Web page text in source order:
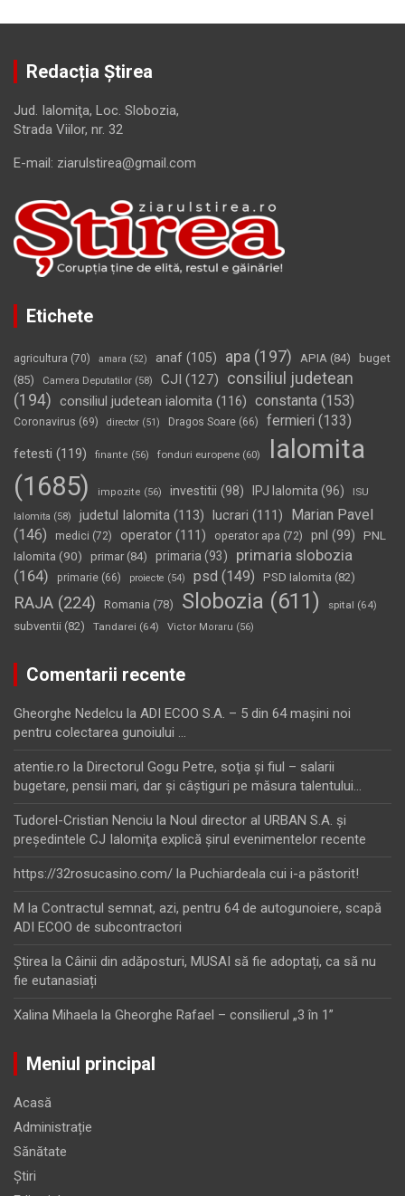
Redacția Știrea
Jud. Ialomiţa, Loc. Slobozia,
Strada Viilor, nr. 32
E-mail: ziarulstirea@gmail.com
Etichete
agricultura (70) amara (52) anaf (105) apa (197) APIA (84)
buget
(85)
Camera Deputatilor (58) CJI (127)
consiliul judetean
(194) consiliul judetean ialomita (116) constanta (153)
Coronavirus (69) director (51) Dragos Soare (66) fermieri (133)
fetesti (119) finante (56) fonduri europene (60)
Ialomita
(1685)
impozite (56) investitii (98) IPJ Ialomita (96) ISU
Ialomita (58) judetul Ialomita (113) lucrari (111)
Marian Pavel
(146)
medici (72) operator (111) operator apa (72) pnl (99)
PNL
Ialomita (90) primar(84) primaria (93)
primaria slobozia
(164)
primarie (66) proiecte (54) psd (149) PSD Ialomita (82)
RAJA (224) Romania (78) Slobozia (611) spital (64)
subventii (82) Tandarei (64) Victor Moraru (56)
Comentarii recente
Gheorghe Nedelcu la ADI ECOO S.A. – 5 din 64 maşini noi
pentru colectarea gunoiului …
atentie.ro la Directorul Gogu Petre, soţia şi fiul – salarii
bugetare, pensii mari, dar şi câştiguri pe măsura talentului…
Tudorel-Cristian Nenciu la Noul director al URBAN S.A. şi
preşedintele CJ Ialomiţa explică şirul evenimentelor recente
https://32rosucasino.com/ la Puchiardeala cui i-a păstorit!
M la Contractul semnat, azi, pentru 64 de autogunoiere, scapă
ADI ECOO de subcontractori
Ştirea la Câinii din adăposturi, MUSAI să fie adoptați, ca să nu
fie eutanasiați
Xalina Mihaela la Gheorghe Rafael – consilierul „3 în 1”
Meniul principal
Acasă
Administrație
Sănătate
Știri